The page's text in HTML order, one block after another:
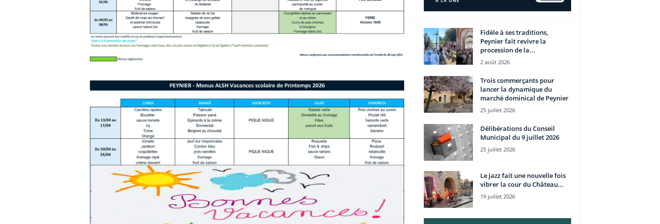
Fidèle à ses traditions,
Peynier fait revivre la
procession de la...
2 août 2026
Trois commerçants pour
lancer la dynamique du
marché dominical de Peynier
25 juillet 2026
Délibérations du Conseil
Municipal du 9 juillet 2026
25 juillet 2026
Le jazz fait une nouvelle fois
vibrer la cour du Château...
19 juillet 2026